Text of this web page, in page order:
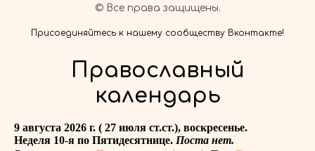
© Все права защищены.
Присоединяйтесь к нашему сообществу Вконтакте!
Православный
календарь
9 августа 2026 г. ( 27 июля ст.ст.), воскресенье.
Неделя 10-я по Пятидесятнице. Поста нет.